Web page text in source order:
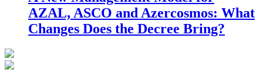
AZAL, ASCO and Azercosmos: What
Changes Does the Decree Bring?